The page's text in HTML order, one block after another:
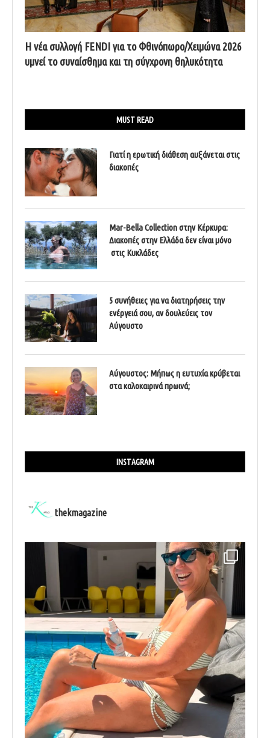
Η νέα συλλογή FENDI για το Φθινόπωρο/Χειμώνα 2026
υμνεί το συναίσθημα και τη σύγχρονη θηλυκότητα
MUST READ
Γιατί η ερωτική διάθεση αυξάνεται στις
διακοπές
Mar-Bella Collection στην Κέρκυρα:
Διακοπές στην Ελλάδα δεν είναι μόνο
στις Κυκλάδες
5 συνήθειες για να διατηρήσεις την
ενέργειά σου, αν δουλεύεις τον
Αύγουστο
Αύγουστος: Μήπως η ευτυχία κρύβεται
στα καλοκαιρινά πρωινά;
INSTAGRAM
thekmagazine